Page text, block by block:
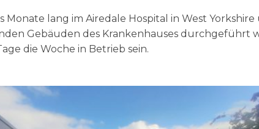
Monate lang im Airedale Hospital in West
Gebäuden des Krankenhauses durchgeführt
die Woche in Betrieb sein.